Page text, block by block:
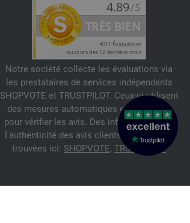
Notre société collecte les évaluations via
les prestataires de services indépendants
SHOPVOTE et TRUSTPILOT. Ceux-ci utilisent
des mesures automatiques et manuelles
pour vérifier les avis. Des informations sur
l'authenticité des avis clients peuvent être
trouvées ici: SHOPVOTE, TRUSTPILOT